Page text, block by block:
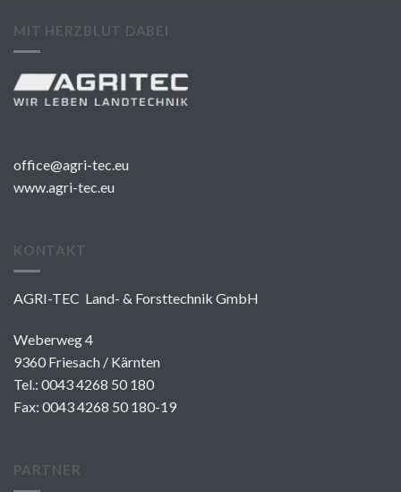
MIT HERZBLUT DABEI
office@agri-tec.eu
www.agri-tec.eu
KONTAKT
AGRI-TEC Land- & Forsttechnik GmbH
Weberweg 4
9360 Friesach / Kärnten
Tel.: 0043 4268 50 180
Fax: 0043 4268 50 180-19
PARTNER